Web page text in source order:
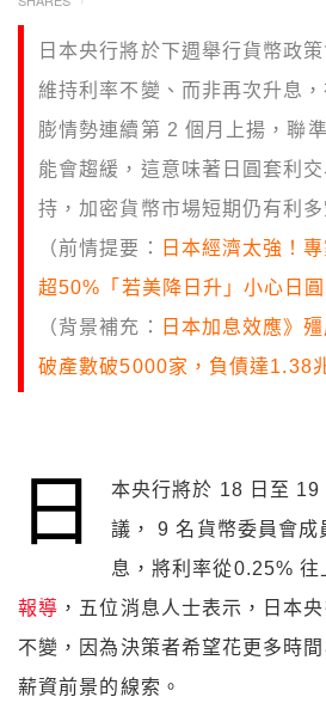
日本央行將於下週舉行貨幣政
維持利率不變、而非再次升息
膨情勢連續第 2 個月上揚，聯
能會趨緩，這意味著日圓套利
持，加密貨幣市場短期仍有利多
（前情提要：
日本經濟太強！
超50%「若美降日升」小心日
（背景補充：
日本加息效應》
破產數破5000家，負債達1.38
日
本央行將於 18 日至 19
議， 9 名貨幣委員會成
息，將利率從0.25%
報導 ，五位消息人士表示，日本
不變，因為決策者希望花更多時
薪資前景的線索。